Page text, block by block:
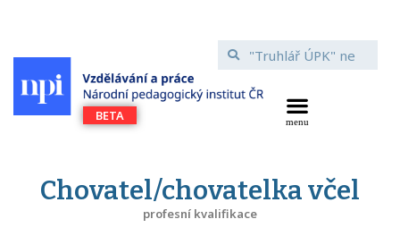
Chovatel/chovatelka včel
profesní kvalifikace